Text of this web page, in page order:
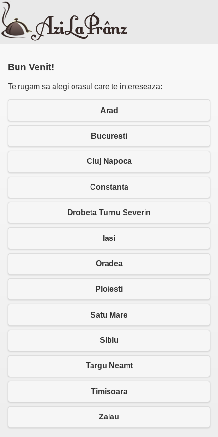
Bun Venit!
Te rugam sa alegi orasul care te intereseaza:
Arad
Bucuresti
Cluj Napoca
Constanta
Drobeta Turnu Severin
Iasi
Oradea
Ploiesti
Satu Mare
Sibiu
Targu Neamt
Timisoara
Zalau